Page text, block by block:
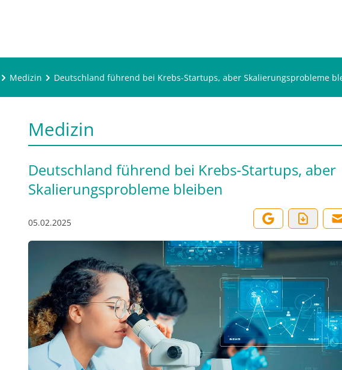
Medizin Deutschland führend bei Krebs-Startups, aber Skalierungsprobleme
Medizin
Deutschland führend bei Krebs-Startups, aber
Skalierungsprobleme bleiben
05.02.2025